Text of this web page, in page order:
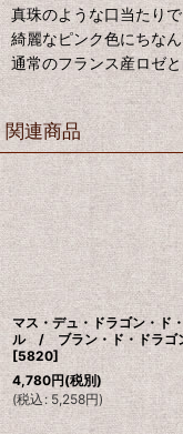
真珠のような口当たり
綺麗なピンク色にちな
通常のフランス産ロゼ
関連商品
マス・デュ・ドラゴン・ド
ル / ブラン・ド・ドラ
[5820]
4,780円(税別)
(税込 : 5,258円)